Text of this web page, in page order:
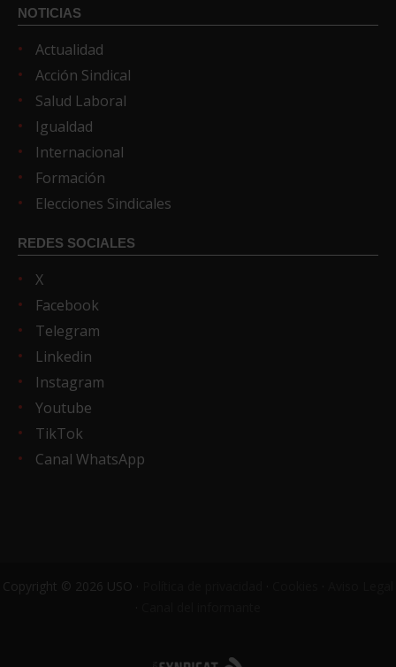
NOTICIAS
Actualidad
Acción Sindical
Salud Laboral
Igualdad
Internacional
Formación
Elecciones Sindicales
REDES SOCIALES
X
Facebook
Telegram
Linkedin
Instagram
Youtube
TikTok
Canal WhatsApp
Copyright © 2026 USO ·